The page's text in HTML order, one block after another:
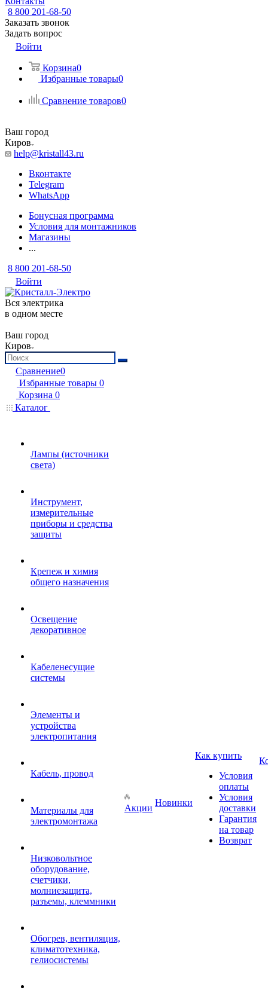
8 800 201-68-50
Заказать звонок
Задать вопрос
Войти
Корзина0
Избранные товары0
Сравнение товаров0
Ваш город
Киров
help@kristall43.ru
Вконтакте
Telegram
WhatsApp
Бонусная программа
Условия для монтажников
Магазины
...
8 800 201-68-50
Войти
Вся электрика
в одном месте
Ваш город
Киров
Сравнение0
Избранные товары 0
Корзина 0
Каталог
Лампы (источники
света)
Инструмент,
измерительные
приборы и средства
защиты
Крепеж и химия
общего назначения
Освещение
декоративное
Кабеленесущие
системы
Элементы и
устройства
электропитания
Кабель, провод
Материалы для
электромонтажа
Низковольтное
оборудование,
счетчики,
молниезащита,
разъемы, клеммники
Обогрев, вентиляция,
климатотехника,
гелиосистемы
Акции
Новинки
Как купить
Условия
оплаты
Условия
доставки
Гарантия
на товар
Возврат